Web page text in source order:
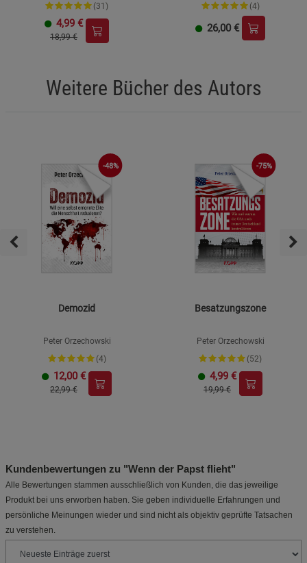
(31)
4,99 €
18,99 €
(4)
26,00 €
Weitere Bücher des Autors
-48%
Demozid
Peter Orzechowski
(4)
12,00 €
22,99 €
-75%
Besatzungszone
Peter Orzechowski
(52)
4,99 €
19,99 €
Kundenbewertungen zu "Wenn der Papst flieht"
Alle Bewertungen stammen ausschließlich von Kunden, die das jeweilige
Produkt bei uns erworben haben. Sie geben individuelle Erfahrungen und
persönliche Meinungen wieder und sind nicht als objektiv geprüfte Tatsachen
zu verstehen.